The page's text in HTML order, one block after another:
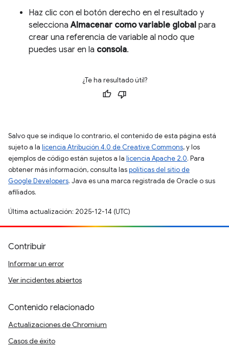
Haz clic con el botón derecho en el resultado y
seleccionaAlmacenar como variable global para
crear una referencia de variable al nodo que
puedes usar en la consola.
¿Te ha resultado útil?
Salvo que se indique lo contrario, el contenido de esta página está
sujeto a la licencia Atribución 4.0 de Creative Commons, y los
ejemplos de código están sujetos a la licencia Apache 2.0. Para
obtener más información, consulta laspolíticas del sitio de
Google Developers. Java es una marca registrada de Oracle o sus
afiliados.
Última actualización: 2025-12-14 (UTC)
Contribuir
Informar un error
Ver incidentes abiertos
Contenido relacionado
Actualizaciones de Chromium
Casos de éxito